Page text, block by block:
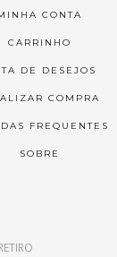
CONTA
CARRINHO
DE DESEJOS
COMPRA
FREQUENTES
SOBRE